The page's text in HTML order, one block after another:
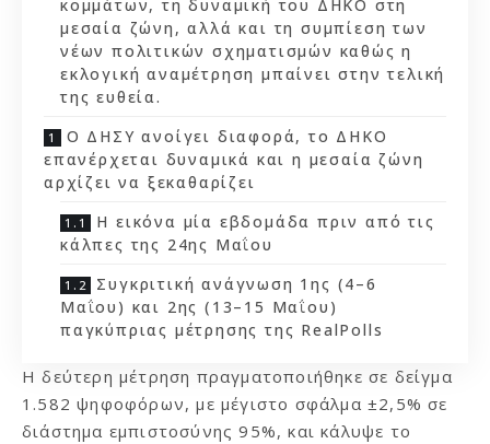
κομμάτων, τη δυναμική του ΔΗΚΟ στη
μεσαία ζώνη, αλλά και τη συμπίεση των
νέων πολιτικών σχηματισμών καθώς η
εκλογική αναμέτρηση μπαίνει στην τελική
της ευθεία.
Ο ΔΗΣΥ ανοίγει διαφορά, το ΔΗΚΟ
επανέρχεται δυναμικά και η μεσαία ζώνη
αρχίζει να ξεκαθαρίζει
Η εικόνα μία εβδομάδα πριν από τις
κάλπες της 24ης Μαΐου
Συγκριτική ανάγνωση 1ης (4–6
Μαΐου) και 2ης (13–15 Μαΐου)
παγκύπριας μέτρησης της RealPolls
Η δεύτερη μέτρηση πραγματοποιήθηκε σε δείγμα
1.582 ψηφοφόρων, με μέγιστο σφάλμα ±2,5% σε
διάστημα εμπιστοσύνης 95%, και κάλυψε το